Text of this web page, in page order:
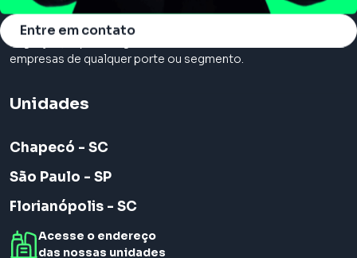
Entre em contato
Somos a principal consultoria em cloud, com serviços de
migração, suporte e gerenciamento na nuvem. Atendemos
empresas de qualquer porte ou segmento.
Unidades
Chapecó - SC
São Paulo - SP
Florianópolis - SC
Acesse o endereço
das nossas unidades